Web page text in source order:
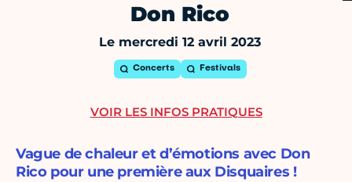
Don Rico
Le mercredi 12 avril 2023
Concerts Festivals
Vague de chaleur et d’émotions avec Don
Rico pour une première aux Disquaires !
VOIR LES INFOS PRATIQUES